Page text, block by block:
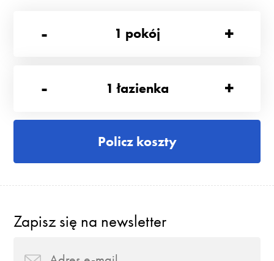
-
1 pokój +
- 1 łazienka +
Policz koszty
Zapisz się na newsletter